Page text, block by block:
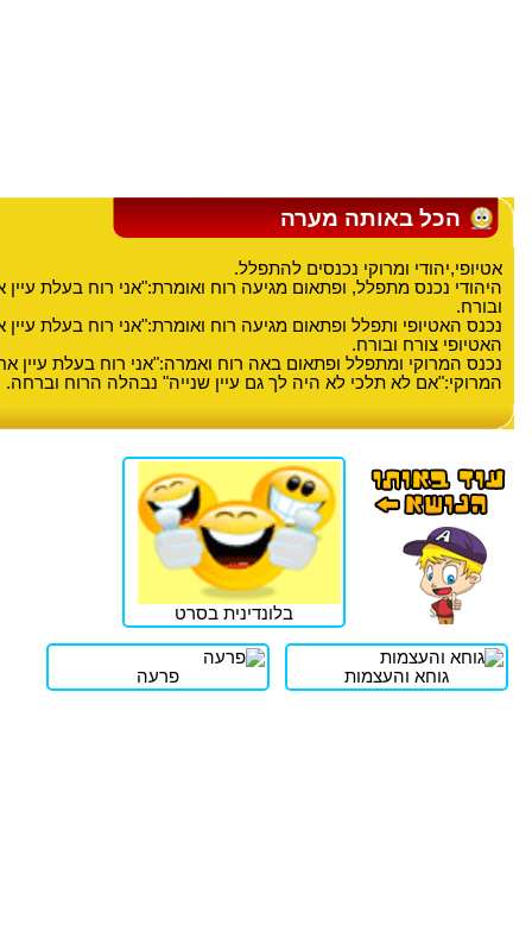
הכל באותה מערה
אטיופי,יהודי ומרוקי נכנסים להתפלל.
היהודי נכנס מתפלל, ופתאום מגיעה רוח ואומרת:"אני רוח בעלת עיין
ובורח.
נכנס האטיופי ותפלל ופתאום מגיעה רוח ואומרת:"אני רוח בעלת
האטיופי צורח ובורח.
נכנס המרוקי ומתפלל ופתאום באה רוח ואמרה:"אני רוח בעלת עיין
המרוקי:"אם לא תלכי לא היה לך גם עיין שנייה" נבהלה הרוח וברחה.
בלונדינית בסרט
גוחא והעצמות פרעה